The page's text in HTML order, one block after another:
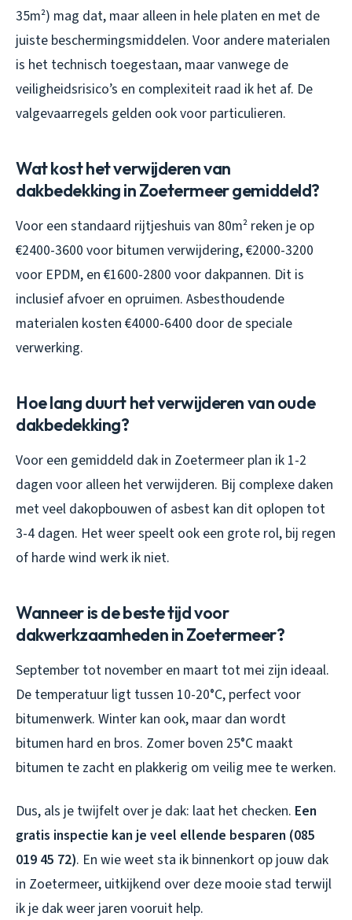
35m²) mag dat, maar alleen in hele platen en met de
juiste beschermingsmiddelen. Voor andere materialen
is het technisch toegestaan, maar vanwege de
veiligheidsrisico’s en complexiteit raad ik het af. De
valgevaarregels gelden ook voor particulieren.
Wat kost het verwijderen van
dakbedekking in Zoetermeer gemiddeld?
Voor een standaard rijtjeshuis van 80m² reken je op
€2400-3600 voor bitumen verwijdering, €2000-3200
voor EPDM, en €1600-2800 voor dakpannen. Dit is
inclusief afvoer en opruimen. Asbesthoudende
materialen kosten €4000-6400 door de speciale
verwerking.
Hoe lang duurt het verwijderen van oude
dakbedekking?
Voor een gemiddeld dak in Zoetermeer plan ik 1-2
dagen voor alleen het verwijderen. Bij complexe daken
met veel dakopbouwen of asbest kan dit oplopen tot
3-4 dagen. Het weer speelt ook een grote rol, bij regen
of harde wind werk ik niet.
Wanneer is de beste tijd voor
dakwerkzaamheden in Zoetermeer?
September tot november en maart tot mei zijn ideaal.
De temperatuur ligt tussen 10-20°C, perfect voor
bitumenwerk. Winter kan ook, maar dan wordt
bitumen hard en bros. Zomer boven 25°C maakt
bitumen te zacht en plakkerig om veilig mee te werken.
Dus, als je twijfelt over je dak: laat het checken. Een
gratis inspectie kan je veel ellende besparen (085
019 45 72). En wie weet sta ik binnenkort op jouw dak
in Zoetermeer, uitkijkend over deze mooie stad terwijl
ik je dak weer jaren vooruit help.